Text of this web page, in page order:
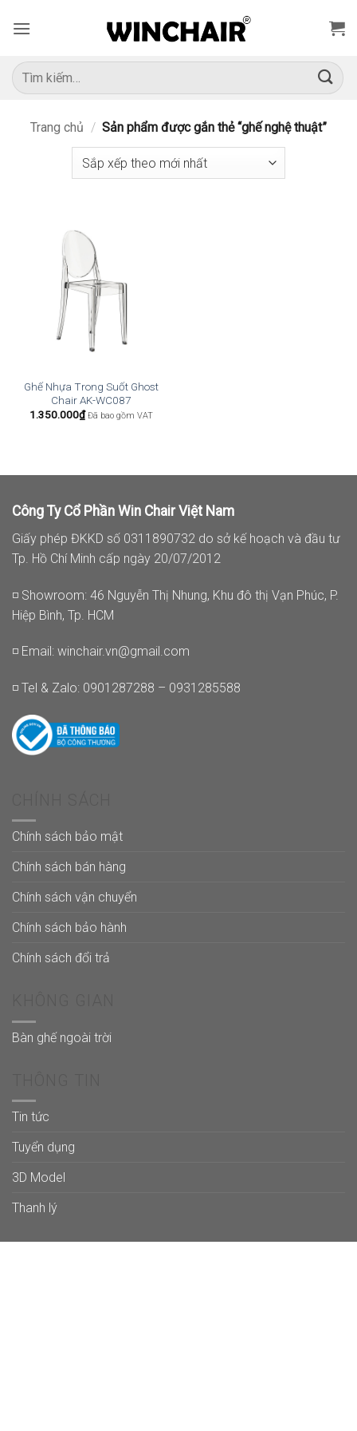
qua
dung
Tìm
kiếm:
Trang chủ / Sản phẩm được gắn thẻ “ghế nghệ thuật”
Ghế Nhựa Trong Suốt Ghost
Chair AK-WC087
1.350.000₫ Đã bao gồm VAT
Công Ty Cổ Phần Win Chair Việt Nam
Giấy phép ĐKKD số 0311890732 do sở kế hoạch và đầu tư
Tp. Hồ Chí Minh cấp ngày 20/07/2012
◽ Showroom: 46 Nguyễn Thị Nhung, Khu đô thị Vạn Phúc, P.
Hiệp Bình, Tp. HCM
◽ Email: winchair.vn@gmail.com
◽ Tel & Zalo: 0901287288 – 0931285588
Chính sách bảo mật
Chính sách bán hàng
Chính sách vận chuyển
Chính sách bảo hành
Chính sách đổi trả
Bàn ghế ngoài trời
Tin tức
Tuyển dụng
3D Model
Thanh lý